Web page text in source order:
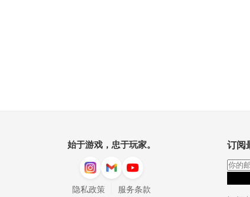
始于游戏，忠于玩家。
隐私政策 服务条款
订阅